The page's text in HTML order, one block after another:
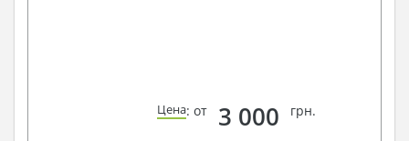
Цена: от 3 000 грн.